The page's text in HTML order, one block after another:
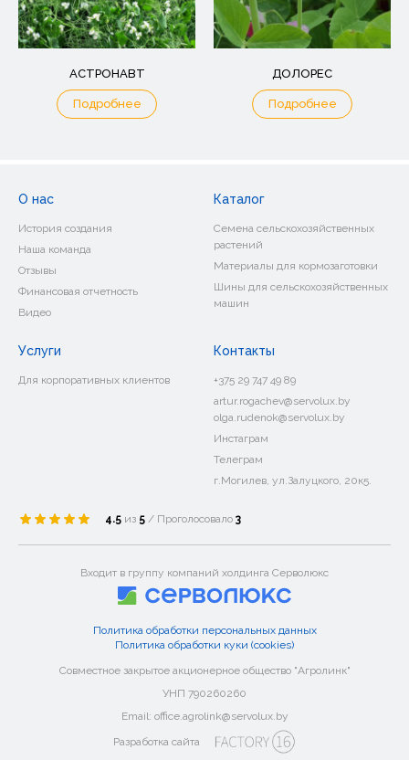
АСТРОНАВТ
Подробнее
ДОЛОРЕС
Подробнее
О нас
История создания
Наша команда
Отзывы
Финансовая отчетность
Видео
Каталог
Семена сельскохозяйственных
растений
Материалы для кормозаготовки
Шины для сельскохозяйственных
машин
Услуги
Для корпоративных клиентов
Контакты
+375 29 747 49 89
artur.rogachev@servolux.by
olga.rudenok@servolux.by
Инстаграм
Телеграм
г.Могилев, ул.Залуцкого, 20к5.
4.5 из 5 / Проголосовало 3
Входит в группу компаний холдинга Серволюкс
Политика обработки персональных данных
Политика обработки куки (cookies)
Совместное закрытое акционерное общество "Агролинк"
УНП 790260260
Email: office.agrolink@servolux.by
Разработка сайта